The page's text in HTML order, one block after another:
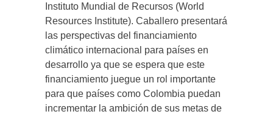
Instituto Mundial de Recursos (World
Resources Institute). Caballero presentará
las perspectivas del financiamiento
climático internacional para países en
desarrollo ya que se espera que este
financiamiento juegue un rol importante
para que países como Colombia puedan
incrementar la ambición de sus metas de